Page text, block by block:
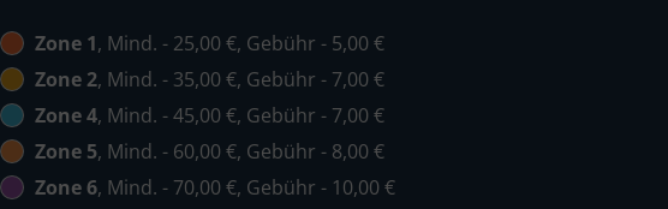
Zone 1, Mind. - 25,00 €, Gebühr - 5,00 €
Zone 2, Mind. - 35,00 €, Gebühr - 7,00 €
Zone 4, Mind. - 45,00 €, Gebühr - 7,00 €
Zone 5, Mind. - 60,00 €, Gebühr - 8,00 €
Zone 6, Mind. - 70,00 €, Gebühr - 10,00 €